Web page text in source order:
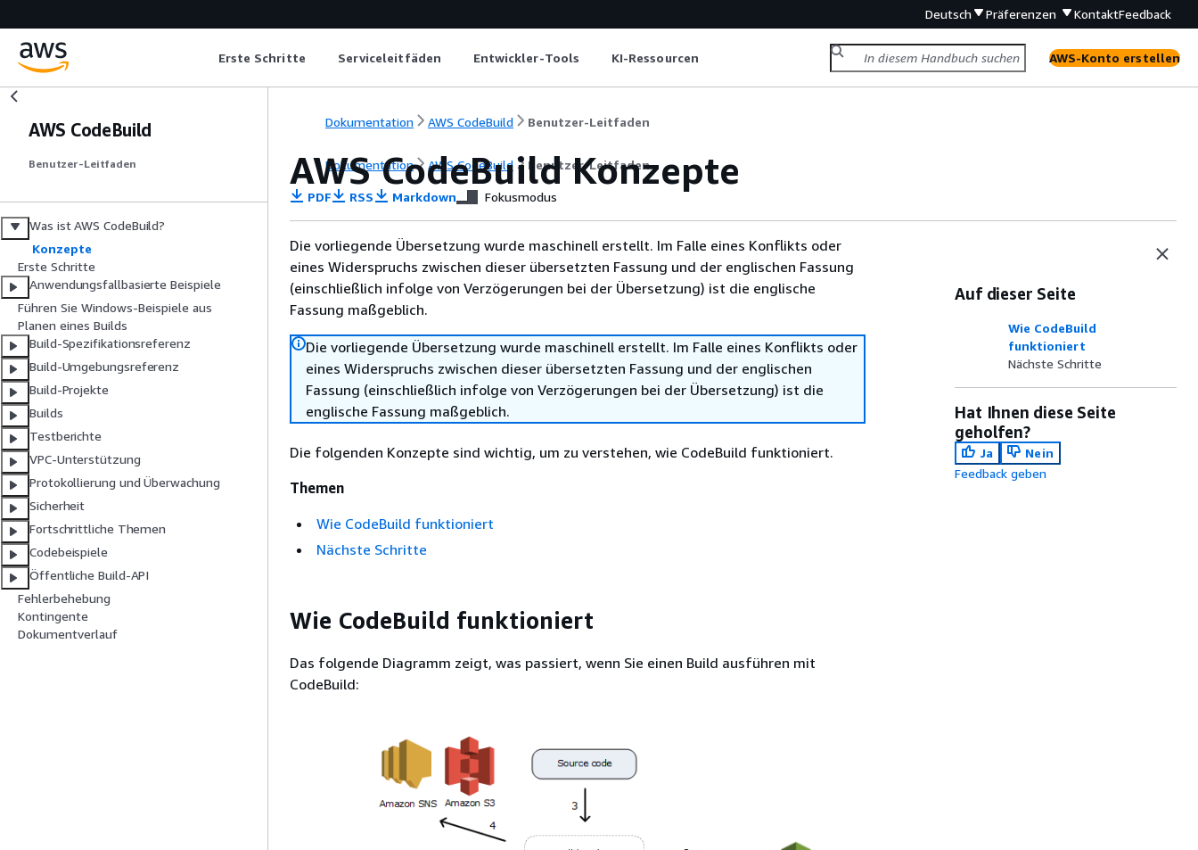
Deutsch Präferenzen KontaktFeedback
Erste Schritte Serviceleitfäden Entwickler-Tools KI-Ressourcen AWS-Konto erstellen
AWS CodeBuild
Benutzer-Leitfaden
Was ist AWS CodeBuild?
Konzepte
Erste Schritte
Anwendungsfallbasierte Beispiele
Führen Sie Windows-Beispiele aus
Planen eines Builds
Build-Spezifikationsreferenz
Build-Umgebungsreferenz
Build-Projekte
Builds
Testberichte
VPC-Unterstützung
Protokollierung und Überwachung
Sicherheit
Fortschrittliche Themen
Codebeispiele
Öffentliche Build-API
Fehlerbehebung
Kontingente
Dokumentverlauf
Dokumentation AWS CodeBuild Benutzer-Leitfaden
Dokumentation AWS CodeBuild Benutzer-Leitfaden
AWS CodeBuild Konzepte
PDF RSS Markdown Fokusmodus
Die vorliegende Übersetzung wurde maschinell erstellt. Im Falle eines Konflikts oder
eines Widerspruchs zwischen dieser übersetzten Fassung und der englischen Fassung
(einschließlich infolge von Verzögerungen bei der Übersetzung) ist die englische
Fassung maßgeblich.
Die vorliegende Übersetzung wurde maschinell erstellt. Im Falle eines Konflikts oder
eines Widerspruchs zwischen dieser übersetzten Fassung und der englischen
Fassung (einschließlich infolge von Verzögerungen bei der Übersetzung) ist die
englische Fassung maßgeblich.
Die folgenden Konzepte sind wichtig, um zu verstehen, wie CodeBuild funktioniert.
Themen
Wie CodeBuild funktioniert
Nächste Schritte
Wie CodeBuild funktioniert
Das folgende Diagramm zeigt, was passiert, wenn Sie einen Build ausführen mit
CodeBuild:
Auf dieser Seite
Wie CodeBuild
funktioniert
Nächste Schritte
Hat Ihnen diese Seite
geholfen?
Ja
Nein
Feedback geben